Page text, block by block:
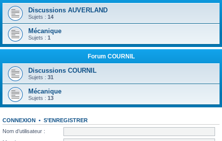
Discussions AUVERLAND
Sujets : 14
Mécanique
Sujets : 1
Forum COURNIL
Discussions COURNIL
Sujets : 31
Mécanique
Sujets : 13
CONNEXION • S’ENREGISTRER
Nom d’utilisateur :